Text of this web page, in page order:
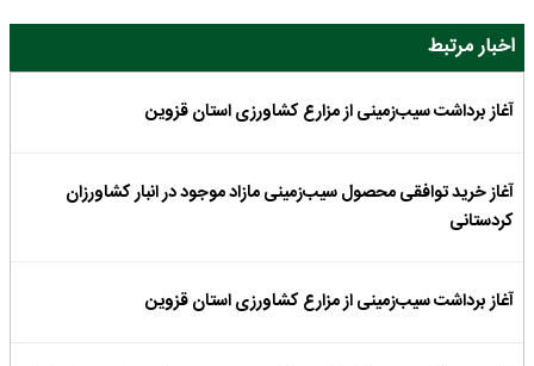
اخبار مرتبط
آغاز برداشت سیب‌زمینی از مزارع کشاورزی استان قزوین
آغاز خرید توافقی محصول سیب‌زمینی مازاد موجود در انبار کشاورزان
کردستانی
آغاز برداشت سیب‌زمینی از مزارع کشاورزی استان قزوین